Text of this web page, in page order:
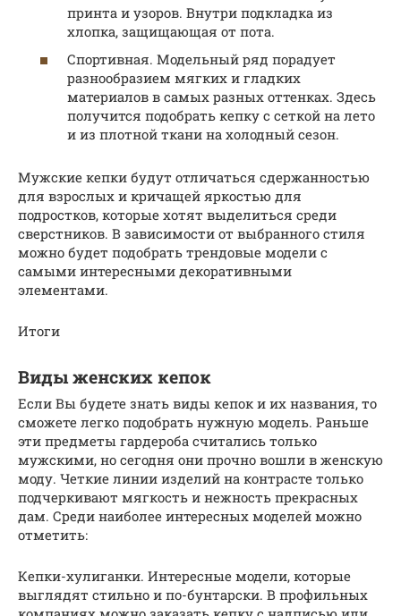
принта и узоров. Внутри подкладка из
хлопка, защищающая от пота.
Спортивная. Модельный ряд порадует
разнообразием мягких и гладких
материалов в самых разных оттенках. Здесь
получится подобрать кепку с сеткой на лето
и из плотной ткани на холодный сезон.
Мужские кепки будут отличаться сдержанностью
для взрослых и кричащей яркостью для
подростков, которые хотят выделиться среди
сверстников. В зависимости от выбранного стиля
можно будет подобрать трендовые модели с
самыми интересными декоративными
элементами.
Итоги
Виды женских кепок
Если Вы будете знать виды кепок и их названия, то
сможете легко подобрать нужную модель. Раньше
эти предметы гардероба считались только
мужскими, но сегодня они прочно вошли в женскую
моду. Четкие линии изделий на контрасте только
подчеркивают мягкость и нежность прекрасных
дам. Среди наиболее интересных моделей можно
отметить:
Кепки-хулиганки. Интересные модели, которые
выглядят стильно и по-бунтарски. В профильных